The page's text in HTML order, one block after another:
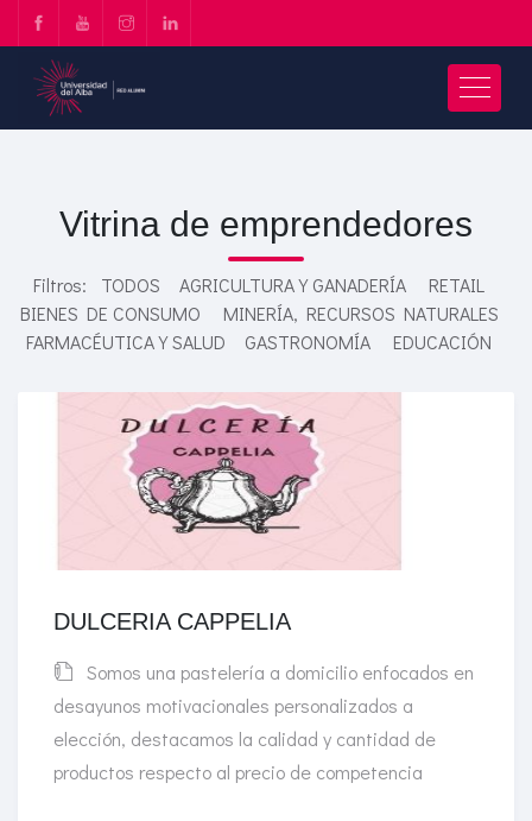
Vitrina de emprendedores
Filtros: TODOS AGRICULTURA Y GANADERÍA
RETAIL
BIENES DE CONSUMO
MINERÍA, RECURSOS NATURALES
FARMACÉUTICA Y SALUD
GASTRONOMÍA EDUCACIÓN
DULCERIA CAPPELIA
Somos una pastelería a domicilio enfocados en
desayunos motivacionales personalizados a
elección, destacamos la calidad y cantidad de
productos respecto al precio de competencia